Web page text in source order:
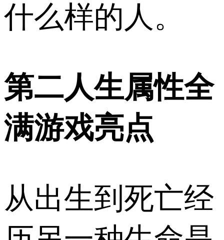
什么样的人。
第二人生属性全
满游戏亮点
从出生到死亡经